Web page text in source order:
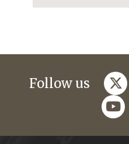
Follow us